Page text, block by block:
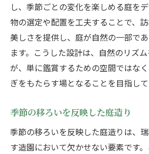
し、季節ごとの変化を楽しめる庭を
物の選定や配置を工夫することで、
美しさを提供し、庭が自然の一部で
ます。こうした設計は、自然のリズ
が、単に鑑賞するための空間ではな
ぎをもたらす場となることを目指して
季節の移ろいを反映した庭造り
季節の移ろいを反映した庭造りは、
す造園において欠かせない要素です